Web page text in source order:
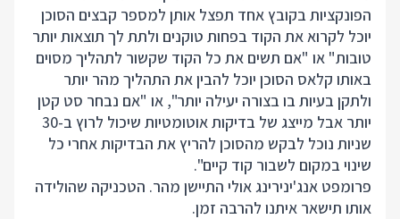
הפונקציות בקובץ אחד תפצל אותן למספר קבצים הסוכן
יוכל לקרוא את הקוד בפחות טוקנים ולתת לך תוצאות יותר
טובות" או "אם תשים את כל הקוד שקשור לתהליך מסוים
באותו קלאס הסוכן יוכל להבין את התהליך מהר יותר
ולתקן בעיות בו בצורה יעילה יותר", או "אם נבחר סט קטן
יותר אבל מייצג של בדיקות אוטומטיות שיכול לרוץ ב-30
שניות נוכל לבקש מהסוכן להריץ את הבדיקות אחרי כל
שינוי במקום לשבור קוד קיים".
פרומפט אנג'ינירינג אולי התיישן מהר. הטכניקה שהולידה
אותו תישאר איתנו להרבה זמן.